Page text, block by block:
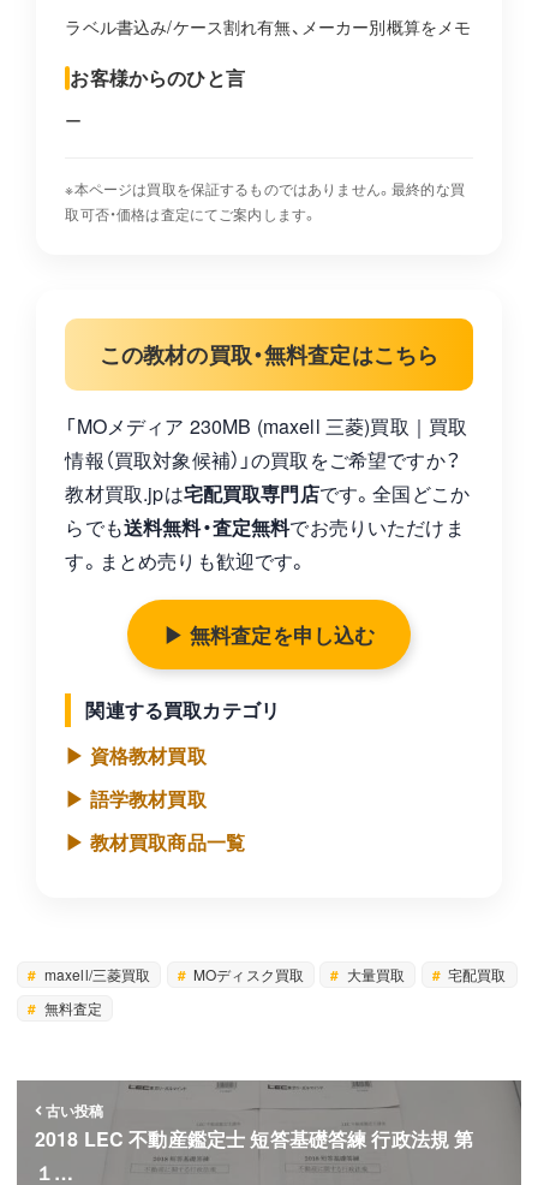
ラベル書込み/ケース割れ有無、メーカー別概算をメモ
お客様からのひと言
ー
※本ページは買取を保証するものではありません。最終的な買
取可否・価格は査定にてご案内します。
この教材の買取・無料査定はこちら
「MOメディア 230MB (maxell 三菱)買取｜買取
情報（買取対象候補）」の買取をご希望ですか？
教材買取.jpは宅配買取専門店です。全国どこか
らでも送料無料・査定無料でお売りいただけま
す。まとめ売りも歓迎です。
▶ 無料査定を申し込む
関連する買取カテゴリ
▶ 資格教材買取
▶ 語学教材買取
▶ 教材買取商品一覧
maxell/三菱買取 MOディスク買取 大量買取
宅配買取
無料査定
古い投稿
2018 LEC 不動産鑑定士 短答基礎答練 行政法規 第
１…